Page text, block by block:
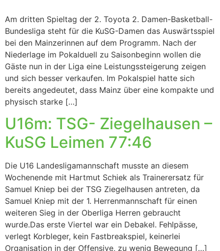
Am dritten Spieltag der 2. Toyota 2. Damen-Basketball-
Bundesliga steht für die KuSG-Damen das Auswärtsspiel
bei den Mainzerinnen auf dem Programm. Nach der
Niederlage im Pokalduell zu Saisonbeginn wollen die
Gäste nun in der Liga eine Leistungssteigerung zeigen
und sich besser verkaufen. Im Pokalspiel hatte sich
bereits angedeutet, dass Mainz über eine kompakte und
physisch starke […]
U16m: TSG- Ziegelhausen –
KuSG Leimen 77:46
Die U16 Landesligamannschaft musste an diesem
Wochenende mit Hartmut Schiek als Trainerersatz für
Samuel Kniep bei der TSG Ziegelhausen antreten, da
Samuel Kniep mit der 1. Herrenmannschaft für einen
weiteren Sieg in der Oberliga Herren gebraucht
wurde.Das erste Viertel war ein Debakel. Fehlpässe,
verlegt Korbleger, kein Fastbreakspiel, keinerlei
Organisation in der Offensive, zu wenig Bewegung […]